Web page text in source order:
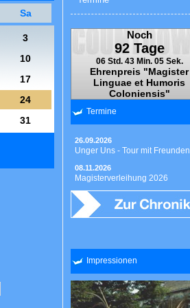
Sa
3
10
17
24
31
Noch
92 Tage
06 Std. 43 Min. 05 Sek.
Ehrenpreis "Magister
Linguae et Humoris
Coloniensis"
Termine
26.09.2026
Unger Uns - Tour mit Freunden
08.11.2026
Magisterverleihung 2026
Impressionen